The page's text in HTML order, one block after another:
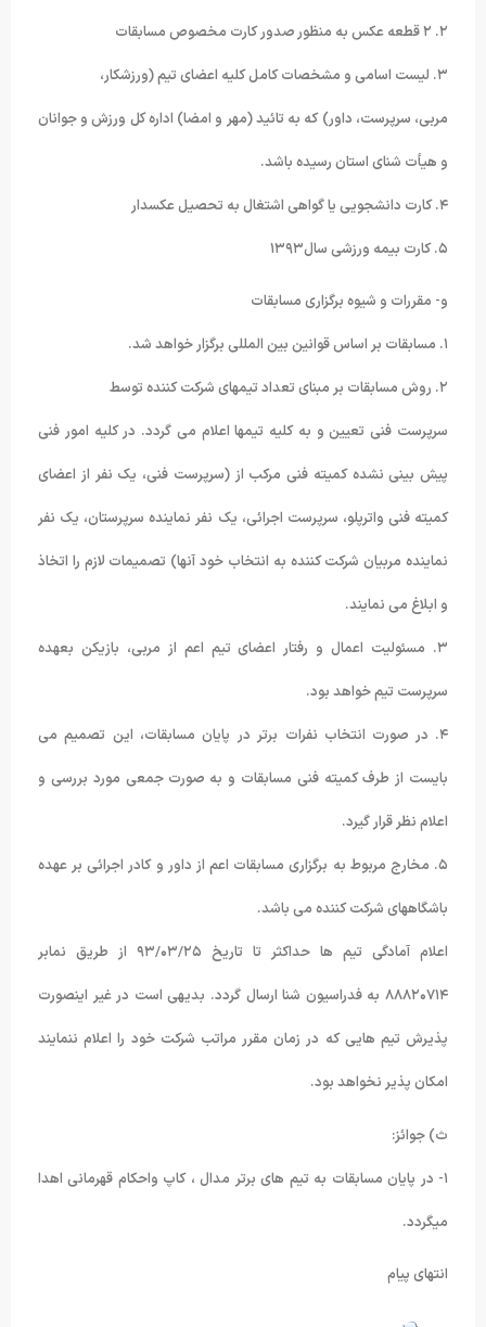
۲. ۲ قطعه عکس به منظور صدور کارت مخصوص مسابقات
۳. لیست اسامی و مشخصات کامل کلیه اعضای تیم (ورزشکار،
مربی، سرپرست، داور) که به تائید (مهر و امضا) اداره کل ورزش و جوانان
و هیأت شنای استان رسیده باشد.
۴. کارت دانشجویی یا گواهی اشتغال به تحصیل عکسدار
۵. کارت بیمه ورزشی سال۱۳۹۳
و- مقررات و شیوه برگزاری مسابقات
۲. روش مسابقات بر مبنای تعداد تیمهای شرکت کننده توسط
سرپرست فنی تعیین و به کلیه تیمها اعلام می گردد. در کلیه امور فنی
پیش بینی نشده کمیته فنی مرکب از (سرپرست فنی، یک نفر از اعضای
کمیته فنی واترپلو، سرپرست اجرائی، یک نفر نماینده سرپرستان، یک نفر
نماینده مربیان شرکت کننده به انتخاب خود آنها) تصمیمات لازم را اتخاذ
و ابلاغ می نمایند.
۳. مسئولیت اعمال و رفتار اعضای تیم اعم از مربی، بازیکن بعهده
سرپرست تیم خواهد بود.
۴. در صورت انتخاب نفرات برتر در پایان مسابقات، این تصمیم می
بایست از طرف کمیته فنی مسابقات و به صورت جمعی مورد بررسی و
اعلام نظر قرار گیرد.
۵. مخارج مربوط به برگزاری مسابقات اعم از داور و کادر اجرائی بر عهده
باشگاههای شرکت کننده می باشد.
اعلام آمادگی تیم ها حداکثر تا تاریخ ۹۳/۰۳/۲۵ از طریق نمابر
۸۸۸۲۰۷۱۴ به فدراسیون شنا ارسال گردد. بدیهی است در غیر اینصورت
پذیرش تیم هایی که در زمان مقرر مراتب شرکت خود را اعلام ننمایند
امکان پذیر نخواهد بود.
ث) جوائز:
۱- در پایان مسابقات به تیم های برتر مدال ، کاپ واحکام قهرمانی اهدا
میگردد.
انتهای پیام